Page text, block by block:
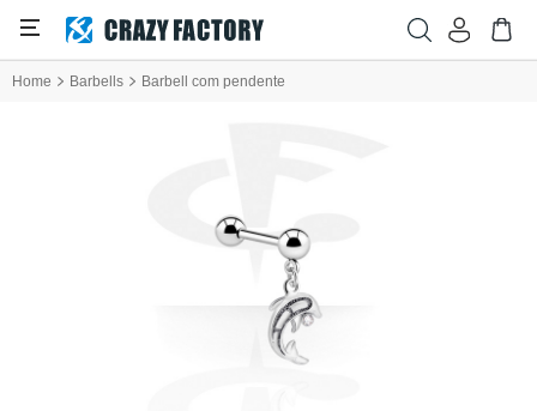
Home Barbells Barbell com pendente